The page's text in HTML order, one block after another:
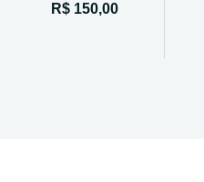
R$ 150,00